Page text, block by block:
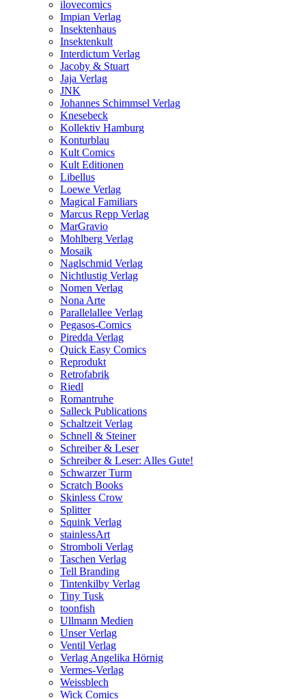
ilovecomics
Impian Verlag
Insektenhaus
Insektenkult
Interdictum Verlag
Jacoby & Stuart
Jaja Verlag
JNK
Johannes Schimmsel Verlag
Knesebeck
Kollektiv Hamburg
Konturblau
Kult Comics
Kult Editionen
Libellus
Loewe Verlag
Magical Familiars
Marcus Repp Verlag
MarGravio
Mohlberg Verlag
Mosaik
Naglschmid Verlag
Nichtlustig Verlag
Nomen Verlag
Nona Arte
Parallelallee Verlag
Pegasos-Comics
Piredda Verlag
Quick Easy Comics
Reprodukt
Retrofabrik
Riedl
Romantruhe
Salleck Publications
Schaltzeit Verlag
Schnell & Steiner
Schreiber & Leser
Schreiber & Leser: Alles Gute!
Schwarzer Turm
Scratch Books
Skinless Crow
Splitter
Squink Verlag
stainlessArt
Stromboli Verlag
Taschen Verlag
Tell Branding
Tintenkilby Verlag
Tiny Tusk
toonfish
Ullmann Medien
Unser Verlag
Ventil Verlag
Verlag Angelika Hörnig
Vermes-Verlag
Weissblech
Wick Comics